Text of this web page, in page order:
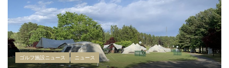
ゴルフ施設ニュース ニュース